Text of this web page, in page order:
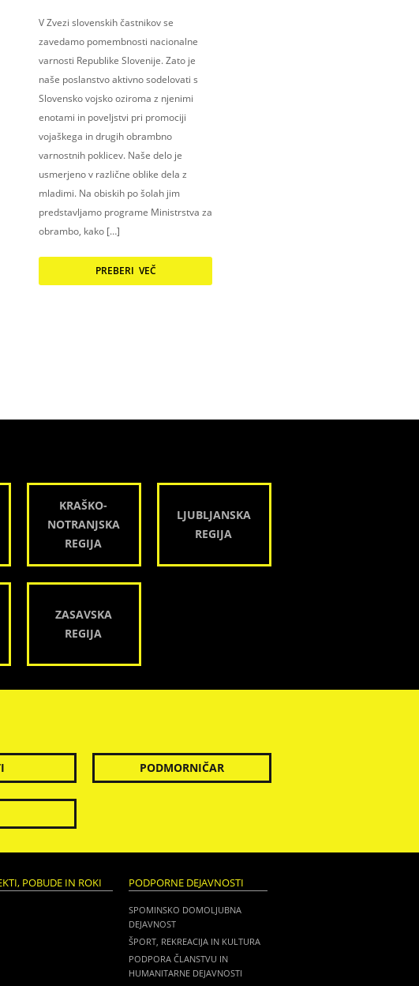
V Zvezi slovenskih častnikov se
zavedamo pomembnosti nacionalne
varnosti Republike Slovenije. Zato je
naše poslanstvo aktivno sodelovati s
Slovensko vojsko oziroma z njenimi
enotami in poveljstvi pri promociji
vojaškega in drugih obrambno
varnostnih poklicev. Naše delo je
usmerjeno v različne oblike dela z
mladimi. Na obiskih po šolah jim
predstavljamo programe Ministrstva za
obrambo, kako […]
PREBERI VEČ
KRAŠKO-
NOTRANJSKA
REGIJA
LJUBLJANSKA
REGIJA
ZASAVSKA
REGIJA
PODMORNIČAR
POBUDE IN ROKI PODPORNE DEJAVNOSTI
SPOMINSKO DOMOLJUBNA
DEJAVNOST
ŠPORT, REKREACIJA IN KULTURA
PODPORA ČLANSTVU IN
HUMANITARNE DEJAVNOSTI